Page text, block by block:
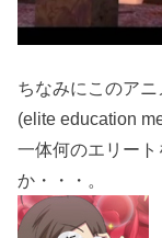
ちなみにこのア
(elite education
一体何のエリー
か・・・。